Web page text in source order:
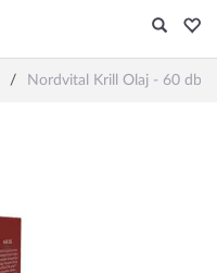
Nordvital Krill Olaj - 60 db